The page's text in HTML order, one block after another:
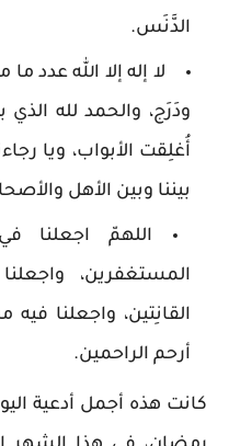
الدَّنَس.
لا إله إلا الله
ودَرَج، والحمد لله الذي
أُغلِقت الأبواب، ويا
بيننا وبين الأهل
اللهمّ اجعلنا
المستغفرين،
القانِتين، واجعلنا
أرحم الراحمين.
كانت هذه أجمل أدعية